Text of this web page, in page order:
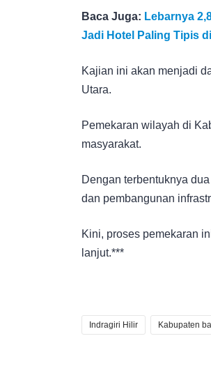
Baca Juga: Lebarnya
Jadi Hotel Paling Tipis
Kajian ini akan menjadi
Utara.
Pemekaran wilayah di
masyarakat.
Dengan terbentuknya
dan pembangunan
Kini, proses pemekaran
lanjut.***
Indragiri Hilir Kabupaten